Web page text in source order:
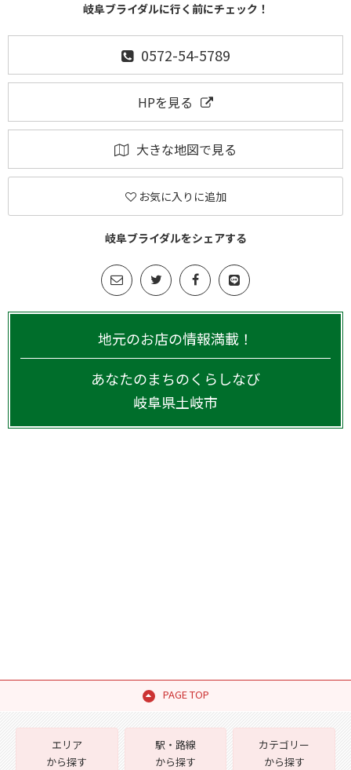
岐阜ブライダルに行く前にチェック！
0572-54-5789
HPを見る
大きな地図で見る
お気に入りに追加
岐阜ブライダルをシェアする
地元のお店の情報満載！
あなたのまちのくらしなび
岐阜県土岐市
PAGE TOP
エリア
から探す
駅・路線
から探す
カテゴリー
から探す